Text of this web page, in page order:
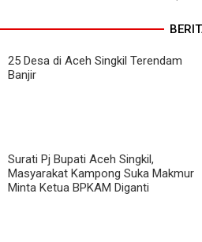
25 Desa di Aceh Singkil Terendam
Banjir
Surati Pj Bupati Aceh Singkil,
Masyarakat Kampong Suka Makmur
Minta Ketua BPKAM Diganti